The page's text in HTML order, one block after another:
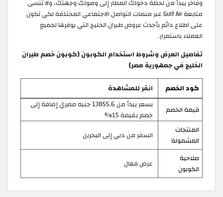
وفاخر يبدأ من لحظة دخولك المطار إلى وصولك وجهتك، ولا تنسى
متابعة Gulf Air عبر منصات التواصل الاجتماعي المختلفة لكي تكون
على اطلاع دائم بأحدث عروض طيران الخليج التي يوفرها لجميع
العملاء باستمرار.
تفاصيل العرض وشروط استخدام الكوبون (كوبون خصم طيران
الخليج في جمهورية مصر)
كود الخصم
انقر للمشاهدة
قيمة الخصم
بسعر يبدأ من 13855.6 جنيه مصري إضافة إلى
خصم بقيمة 15%
المنتجات
المشمولة
السفر من دبي إلى البحرين
صلاحية
الكوبون
عرض فعال